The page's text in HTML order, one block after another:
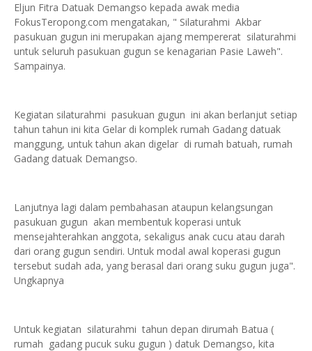
Eljun Fitra Datuak Demangso kepada awak media
FokusTeropong.com mengatakan, " Silaturahmi Akbar
pasukuan gugun ini merupakan ajang mempererat silaturahmi
untuk seluruh pasukuan gugun se kenagarian Pasie Laweh".
Sampainya.
Kegiatan silaturahmi pasukuan gugun ini akan berlanjut setiap
tahun tahun ini kita Gelar di komplek rumah Gadang datuak
manggung, untuk tahun akan digelar di rumah batuah, rumah
Gadang datuak Demangso.
Lanjutnya lagi dalam pembahasan ataupun kelangsungan
pasukuan gugun akan membentuk koperasi untuk
mensejahterahkan anggota, sekaligus anak cucu atau darah
dari orang gugun sendiri. Untuk modal awal koperasi gugun
tersebut sudah ada, yang berasal dari orang suku gugun juga".
Ungkapnya
Untuk kegiatan silaturahmi tahun depan dirumah Batua (
rumah gadang pucuk suku gugun ) datuk Demangso, kita